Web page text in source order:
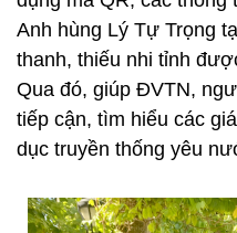
Anh hùng Lý Tự Trọng
thanh, thiếu nhi tỉnh
Qua đó, giúp ĐVTN,
tiếp cận, tìm hiểu các
dục truyền thống yêu